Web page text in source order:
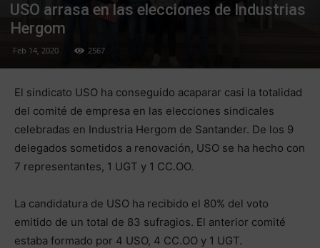
USO arrasa en las elecciones de Industrias
Hergom
Feb 14, 2020 2567
El sindicato USO ha conseguido acaparar casi la totalidad
del comité de empresa en las elecciones sindicales
celebradas en Industria Hergom de Santander. De los 9
delegados sometidos a renovación, USO se ha hecho con
7 representantes, 1 UGT y 1 CC.OO.
La candidatura de USO ha recibido el 80% del voto
emitido de un total de 83 sufragios. El anterior comité
estaba formado por 4 USO, 4 CC.OO y 1 UGT.